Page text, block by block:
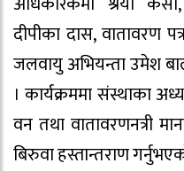
दीपीका दास, वातावरण
जलवायु अभियन्ता उमेश
। कार्यक्रममा संस्थाका
वन तथा वातावरणनत्री
बिरुवा हस्तान्तराण